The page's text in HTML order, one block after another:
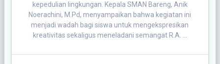
kepedulian lingkungan. Kepala SMAN Bareng, Anik
Noerachini, M.Pd, menyampaikan bahwa kegiatan ini
menjadi wadah bagi siswa untuk mengekspresikan
kreativitas sekaligus meneladani semangat R.A. …